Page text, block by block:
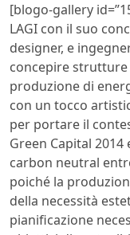
[blogo-gallery
LAGI con il suo
designer, e
concepire
produzione di
con un tocco
per portare il
Green Capital
carbon neutral
poiché la
della necessità
pianificazione